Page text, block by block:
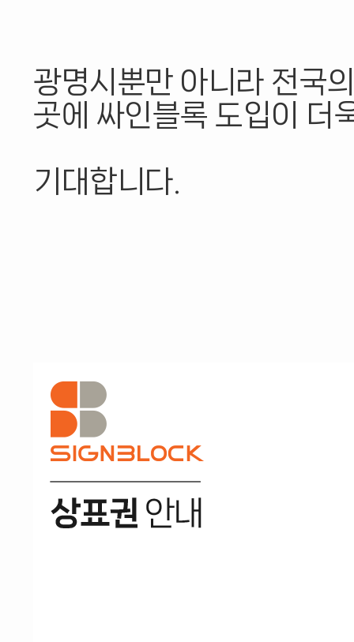
광명시뿐만 아니라 전국
곳에 싸인블록 도입이 더
기대합니다.